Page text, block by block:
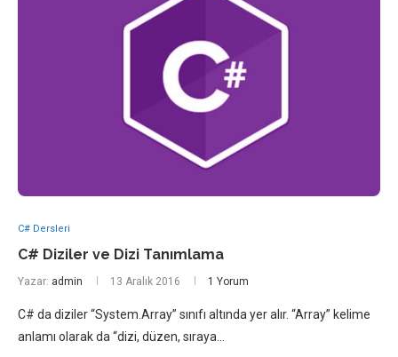
C# Dersleri
C# Diziler ve Dizi Tanımlama
Yazar: admin 13 Aralık 2016 1 Yorum
C# da diziler “System.Array” sınıfı altında yer alır. “Array” kelime
anlamı olarak da “dizi, düzen, sıraya…